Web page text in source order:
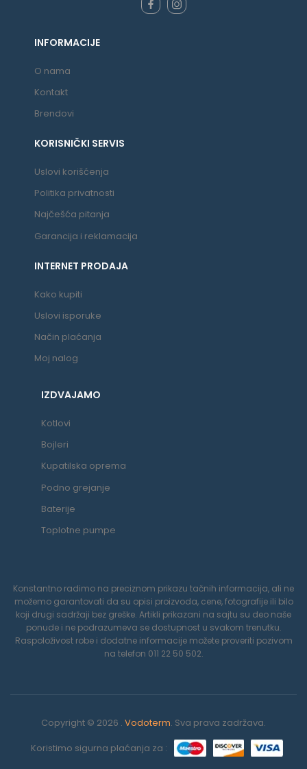
INFORMACIJE
O nama
Kontakt
Brendovi
KORISNIČKI SERVIS
Uslovi korišćenja
Politika privatnosti
Najčešća pitanja
Garancija i reklamacija
INTERNET PRODAJA
Kako kupiti
Uslovi isporuke
Način plaćanja
Moj nalog
IZDVAJAMO
Kotlovi
Bojleri
Kupatilska oprema
Podno grejanje
Baterije
Toplotne pumpe
Konstantno radimo na preciznom prikazu tačnih informacija, ali ne
možemo garantovati da su opisi proizvoda, cene, fotografije ili bilo
koji drugi sadržaji bez greške. Artikli prikazani na sajtu su deo naše
ponude i ne podrazumeva se dostupnost u svakom trenutku.
Raspoloživost robe i dodatne informacije možete proveriti pozivom
na telefon 011 22 50 502.
Copyright © 2026 . Vodoterm. Sva prava zadržava.
Koristimo sigurna plaćanja za :